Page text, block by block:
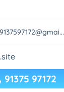
91375 97172